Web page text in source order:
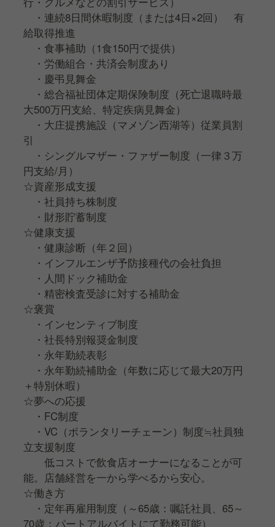
・連続8日間休暇制度（または4日×2回） 有
給取得推進
・食事補助（1食150円で提供）
・労働組合・共済会制度あり
・慶弔見舞金
・総合福祉団体定期保険制度（死亡退職時最
大500万円支給、特定疾病見舞金）
・大庄提携施設（マメゾン⻄湖等）従業員割
引
・シングルマザー・ファザー制度（一律３万
円支給/月）
☆資産形成支援
・社員持ち株制度
・財形貯蓄制度
☆健康支援
・健康診断（年２回）
・インフルエンザ予防接種代の会社負担
・人間ドック補助金
・精密検査受診に対する補助金
☆褒賞
・インセンティブ制度
・社⻑特別報奨金制度
・永年勤続表彰
・永年勤続補助金（年数に応じて最大20万円
＋特別休暇）
☆夢への応援
・FC制度
・VC（ボランタリーチェーン）制度≒社員独
立支援制度
低コストで飲食店オーナーになることが可
能。店舗経営を一から学べるから安心。
☆働き方
・定年再雇用制度（～65歳：嘱託社員、65～
70歳：パートアルバイトにて勤務可能）